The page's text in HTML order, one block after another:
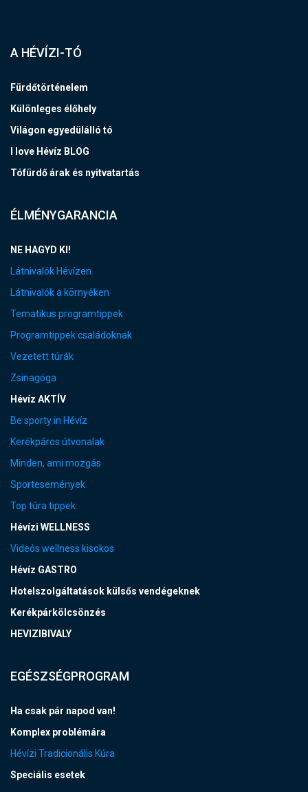
A HÉVÍZI-TÓ
Fürdőtörténelem
Különleges élőhely
Világon egyedülálló tó
I love Hévíz BLOG
Tófürdő árak és nyitvatartás
ÉLMÉNYGARANCIA
NE HAGYD KI!
Látnivalók Hévízen
Látnivalók a környéken
Tematikus programtippek
Programtippek családoknak
Vezetett túrák
Zsinagóga
Hévíz AKTÍV
Be sporty in Hévíz
Kerékpáros útvonalak
Minden, ami mozgás
Sportesemények
Top túra tippek
Hévízi WELLNESS
Videós wellness kisokos
Hévíz GASTRO
Hotelszolgáltatások külsős vendégeknek
Kerékpárkölcsönzés
HEVIZIBIVALY
EGÉSZSÉGPROGRAM
Ha csak pár napod van!
Komplex problémára
Hévízi Tradicionális Kúra
Speciális esetek